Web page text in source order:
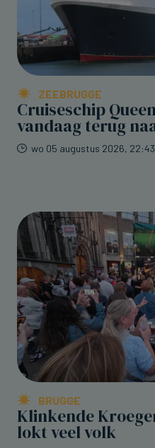
ZEEBRUGGE
Cruiseschip
vandaag terug
wo 05 augustus 2026, 22:43
BRUGGE
Klinkende
lokt veel volk